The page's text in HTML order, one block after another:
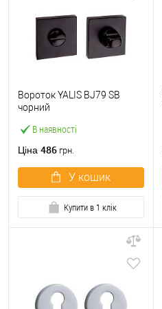
В наявності
Вороток YALIS BJ79 SB
чорний
Ціна 486 грн.
У кошик
Купити в 1 клік